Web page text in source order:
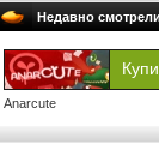
Недавно смотрели
Anarcute